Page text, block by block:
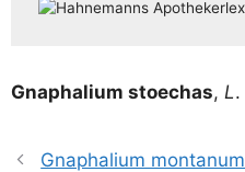
Gna­pha­li­um stoe­chas, L.
Gnaphalium montanum